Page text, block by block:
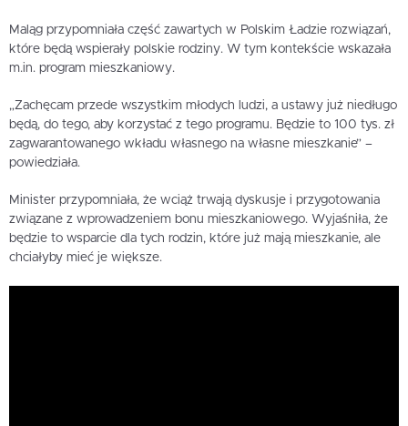
Maląg przypomniała część zawartych w Polskim Ładzie rozwiązań,
które będą wspierały polskie rodziny. W tym kontekście wskazała
m.in. program mieszkaniowy.
„Zachęcam przede wszystkim młodych ludzi, a ustawy już niedługo
będą, do tego, aby korzystać z tego programu. Będzie to 100 tys. zł
zagwarantowanego wkładu własnego na własne mieszkanie” –
powiedziała.
Minister przypomniała, że wciąż trwają dyskusje i przygotowania
związane z wprowadzeniem bonu mieszkaniowego. Wyjaśniła, że
będzie to wsparcie dla tych rodzin, które już mają mieszkanie, ale
chciałyby mieć je większe.